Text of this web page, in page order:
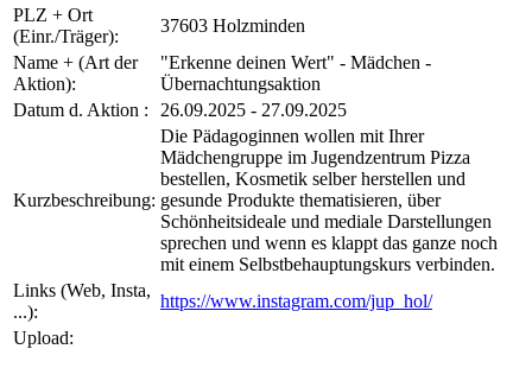
PLZ + Ort
(Einr./Träger):
37603 Holzminden
Name + (Art der
Aktion):
"Erkenne deinen Wert" - Mädchen -
Übernachtungsaktion
Datum d. Aktion :
26.09.2025 - 27.09.2025
Kurzbeschreibung:
Die Pädagoginnen wollen mit Ihrer
Mädchengruppe im Jugendzentrum Pizza
bestellen, Kosmetik selber herstellen und
gesunde Produkte thematisieren, über
Schönheitsideale und mediale Darstellungen
sprechen und wenn es klappt das ganze noch
mit einem Selbstbehauptungskurs verbinden.
Links (Web, Insta,
...):
https://www.instagram.com/jup_hol/
Upload: